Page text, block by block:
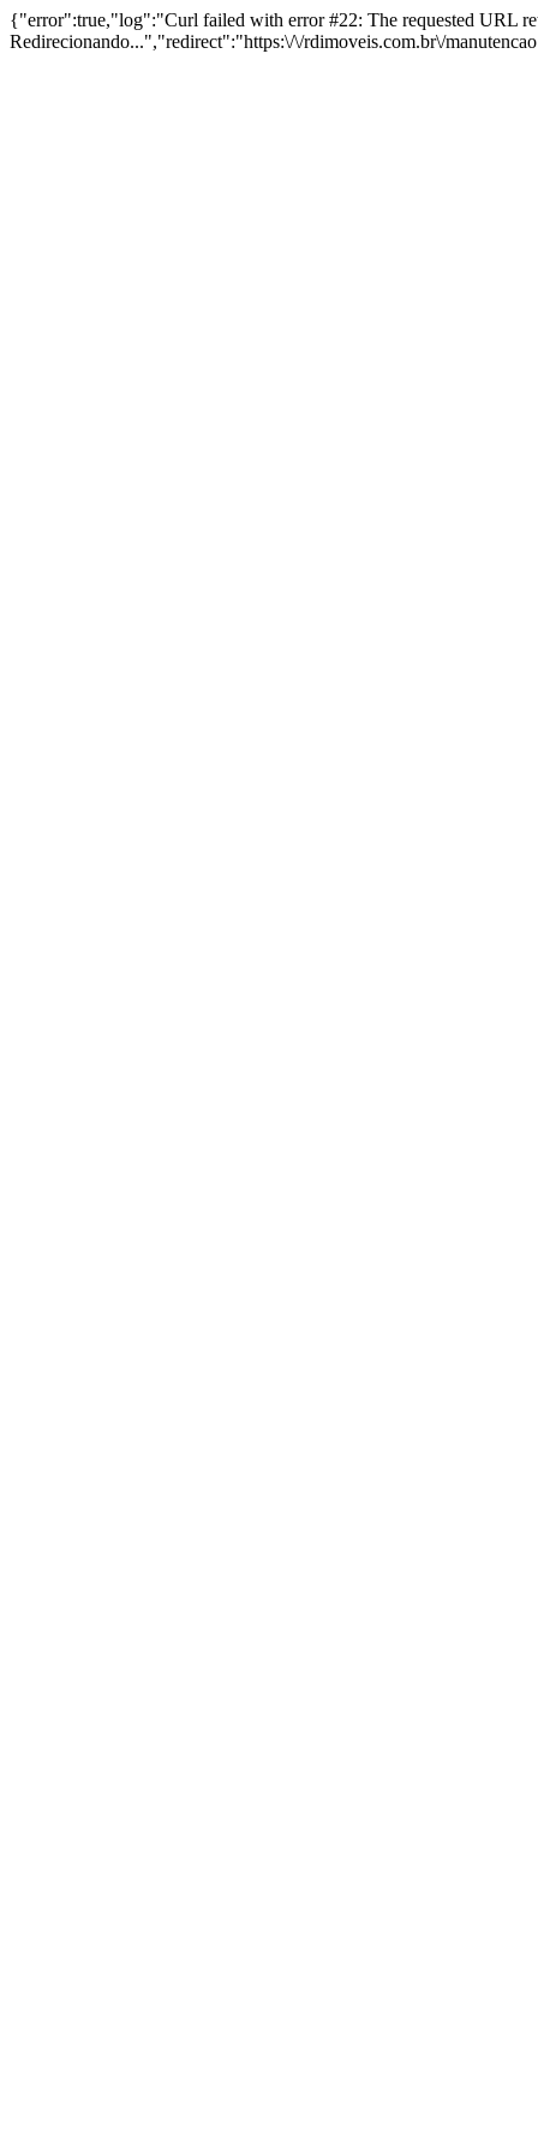
{"error":true,"log":"Curl failed with error #22: The requested URL
Redirecionando...","redirect":"https:\/\/rdimoveis.com.br\/